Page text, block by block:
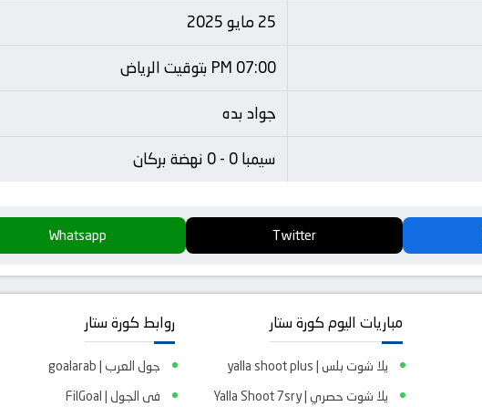
25 مايو 2025
07:00 PM بتوقيت الرياض
جواد بده
سيمبا 0 - 0 نهضة بركان
Twitter
Whatsapp
مباريات اليوم كورة ستار
يلا شوت بلس | yalla shoot plus
يلا شوت حصري | Yalla Shoot 7sry
روابط كورة ستار
جول العرب | goalarab
فى الجول | FilGoal